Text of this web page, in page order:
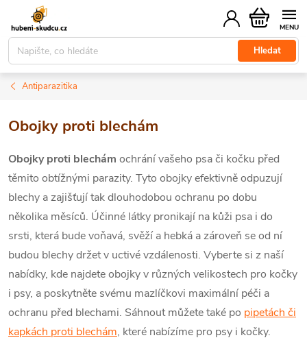
obsah
Hledat
Nákupní
košík
Antiparazitika
Obojky proti blechám
Obojky proti blechám ochrání vašeho psa či kočku před
těmito obtížnými parazity. Tyto obojky efektivně odpuzují
blechy a zajišťují tak dlouhodobou ochranu po dobu
několika měsíců. Účinné látky pronikají na kůži psa i do
srsti, která bude voňavá, svěží a hebká a zároveň se od ní
budou blechy držet v uctivé vzdálenosti. Vyberte si z naší
nabídky, kde najdete obojky v různých velikostech pro kočky
i psy, a poskytněte svému mazlíčkovi maximální péči a
ochranu před blechami. Sáhnout můžete také po pipetách či
kapkách proti blechám, které nabízíme pro psy i kočky.